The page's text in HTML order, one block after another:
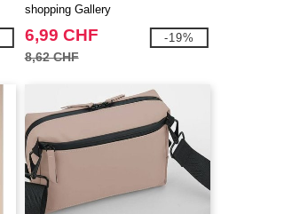
shopping Gallery
6,99 CHF
8,62 CHF
-19%